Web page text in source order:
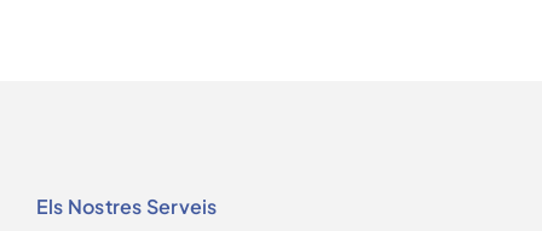
Els Nostres Serveis